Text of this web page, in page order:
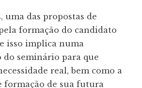
uma das propostas de
formação do candidato
isso implica numa
seminário para que
real, bem como a
formação de sua futura